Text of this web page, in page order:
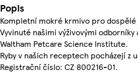
Popis
Kompletní mokré krmivo pro dospělé
Vyvinuté našimi výživovými
Waltham Petcare Science Institute.
Ryby v našich receptech pocházejí z
Registrační číslo: CZ 800216-01.